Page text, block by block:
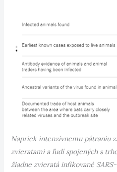
Napriek intenzívnemu pátraniu
zvieratami a ľudí spojených s
žiadne zvieratá infikované